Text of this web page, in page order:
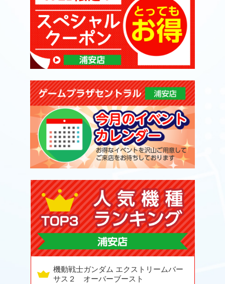
機動戦士ガンダム エクストリームバー
サス２ オーバーブースト